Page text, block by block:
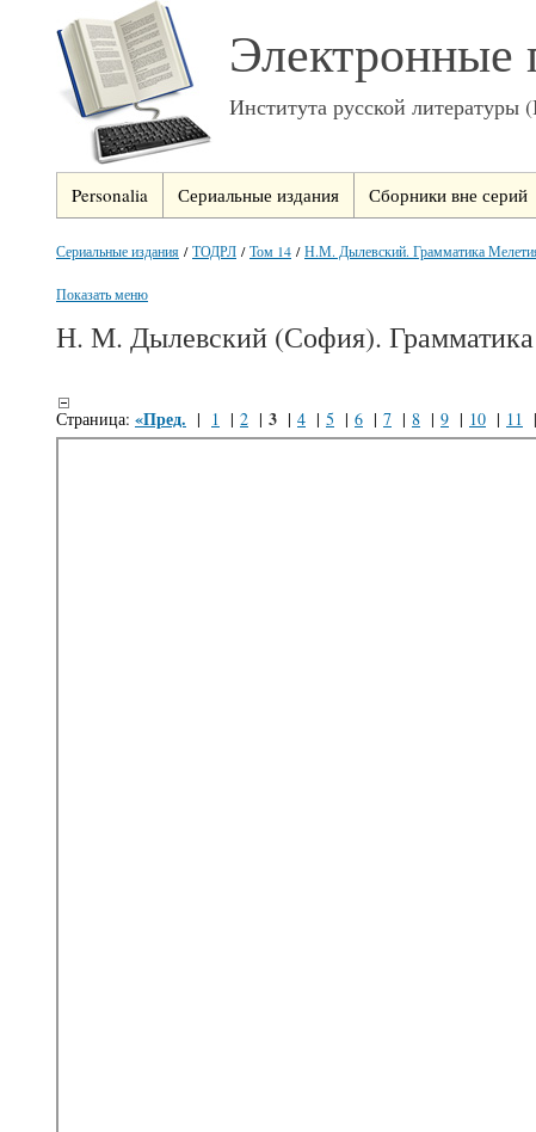
Электронные
Института русской
Personalia Сериальные издания Сборники вне серий
Сериальные издания /ТОДРЛ /Том 14 /Н.М. Дылевский. Грамматика
Показать меню
Н. М. Дылевский (София). Грамматика
Страница: «Пред. | 1 | 2 | 3 | 4 | 5 | 6 | 7 | 8 | 9 | 10 | 11 |